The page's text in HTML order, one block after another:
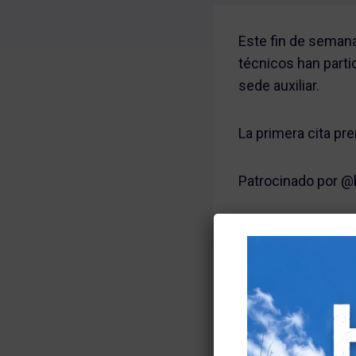
Este fin de
técnicos han
sede auxiliar.
La primera cita
Patrocinado por
en este torneo,
respeto.
@izarorobledo_